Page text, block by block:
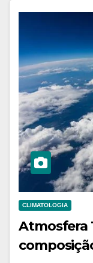
CLIMATOLOGIA
Atmosfera